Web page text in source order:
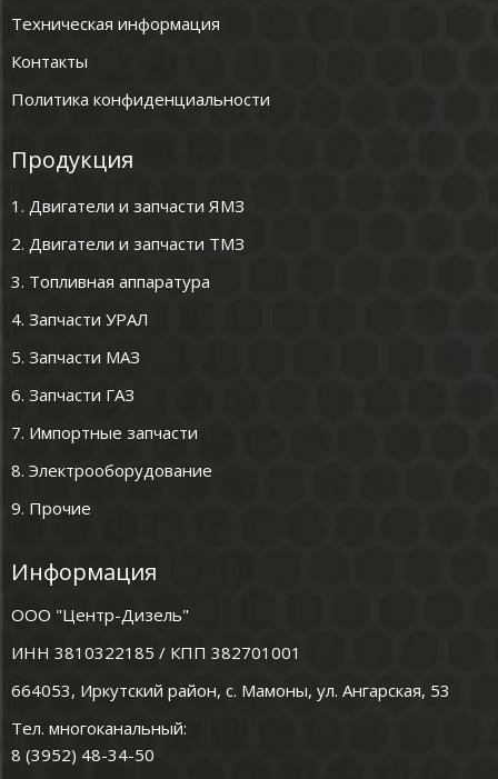
Техническая информация
Контакты
Политика конфиденциальности
Продукция
1. Двигатели и запчасти ЯМЗ
2. Двигатели и запчасти ТМЗ
3. Топливная аппаратура
4. Запчасти УРАЛ
5. Запчасти МАЗ
6. Запчасти ГАЗ
7. Импортные запчасти
8. Электрооборудование
9. Прочие
Информация
ООО "Центр-Дизель"
ИНН 3810322185 / КПП 382701001
664053, Иркутский район, с. Мамоны, ул. Ангарская, 53
Тел. многоканальный:
8 (3952) 48-34-50